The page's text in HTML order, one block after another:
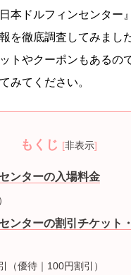
本ドルフィンセンター
を徹底調査してみまし
トやクーポンもあるの
みてください。
もくじ [非表示]
ンターの入場料金
ンターの割引チケット
（優待｜100円割引）